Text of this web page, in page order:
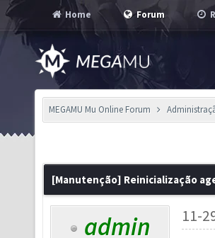
Home Forum
MEGAMU Mu Online Forum
[Manutenção] Reinicialização
admin 11-